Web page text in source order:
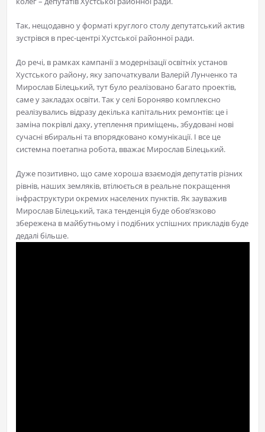
Так, нещодавно у форматі круглого столу депутатський актив
зустрівся в прес-центрі Хустської районної ради.
До речі, в рамках кампанії з модернізації освітніх установ
Хустського району, яку започаткували Валерій Лунченко та
Мирослав Білецький, тут було реалізовано багато проектів,
саме у закладах освіти. Так у селі Бороняво комплексно
реалізувались відразу декілька капітальних ремонтів: це і
заміна покрівлі даху, утеплення приміщень, збудовані нові
сучасні вбиральні та впорядковано комунікації. І все це
системна поетапна робота, вважає Мирослав Білецький.
Дуже позитивно, що саме хороша взаємодія депутатів різних
рівнів, наших земляків, втілюється в реальне покращення
інфраструктури окремих населених пунктів. Як зауважив
Мирослав Білецький, така тенденція буде обов’язково
збережена в майбутньому і подібних успішних прикладів буде
дедалі більше.